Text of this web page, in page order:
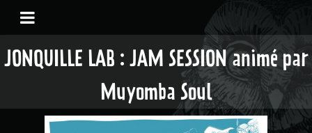
JONQUILLE LAB : JAM SESSION animé par
Muyomba Soul